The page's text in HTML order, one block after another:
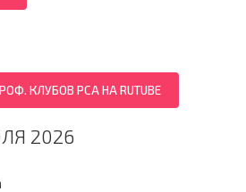
КЛУБОВ PCA НА RUTUBE
2026